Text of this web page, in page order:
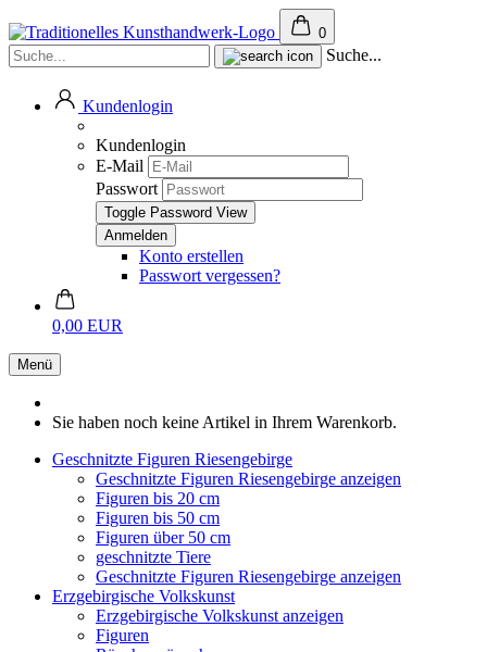
0
Suche...
Kundenlogin
Kundenlogin
E-Mail
Passwort
Toggle Password View
Konto erstellen
Passwort vergessen?
0,00 EUR
Menü
Sie haben noch keine Artikel in Ihrem Warenkorb.
Geschnitzte Figuren Riesengebirge
Geschnitzte Figuren Riesengebirge anzeigen
Figuren bis 20 cm
Figuren bis 50 cm
Figuren über 50 cm
geschnitzte Tiere
Geschnitzte Figuren Riesengebirge anzeigen
Erzgebirgische Volkskunst
Erzgebirgische Volkskunst anzeigen
Figuren